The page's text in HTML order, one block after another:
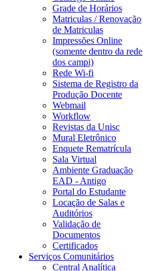
Grade de Horários
Matriculas / Renovação
de Matriculas
Impressões Online
(somente dentro da rede
dos campi)
Rede Wi-fi
Sistema de Registro da
Produção Docente
Webmail
Workflow
Revistas da Unisc
Mural Eletrônico
Enquete Rematrícula
Sala Virtual
Ambiente Graduação
EAD - Antigo
Portal do Estudante
Locação de Salas e
Auditórios
Validação de
Documentos
Certificados
Serviços Comunitários
Central Analítica